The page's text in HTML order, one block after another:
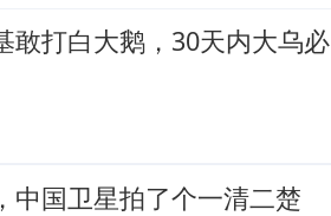
敢打白大鹅，30天内大乌必
中国卫星拍了个一清二楚